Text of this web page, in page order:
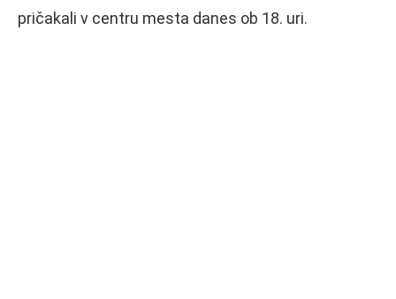
pričakali v centru mesta danes ob 18. uri.